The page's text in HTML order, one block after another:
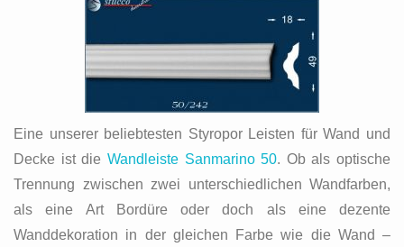
Eine unserer beliebtesten Styropor Leisten für Wand und
Decke ist die Wandleiste Sanmarino 50. Ob als optische
Trennung zwischen zwei unterschiedlichen Wandfarben,
als eine Art Bordüre oder doch als eine dezente
Wanddekoration in der gleichen Farbe wie die Wand –